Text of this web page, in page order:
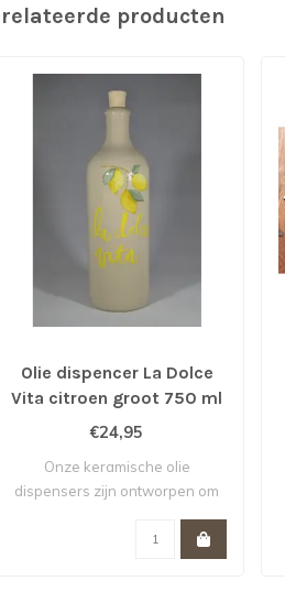
producten
Olie dispencer La Dolce
Vita citroen groot 750 ml
€24,95
Onze keramische olie
dispensers zijn ontworpen om